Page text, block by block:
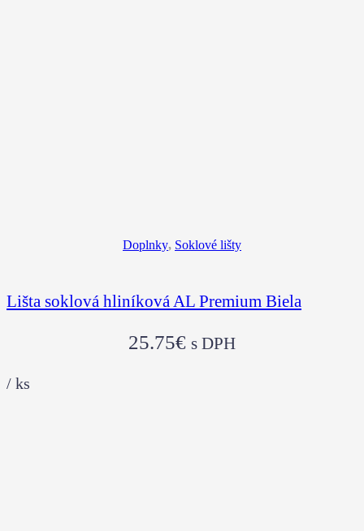
Doplnky, Soklové lišty
Lišta soklová hliníková AL Premium Biela
25.75€ s DPH
/ ks